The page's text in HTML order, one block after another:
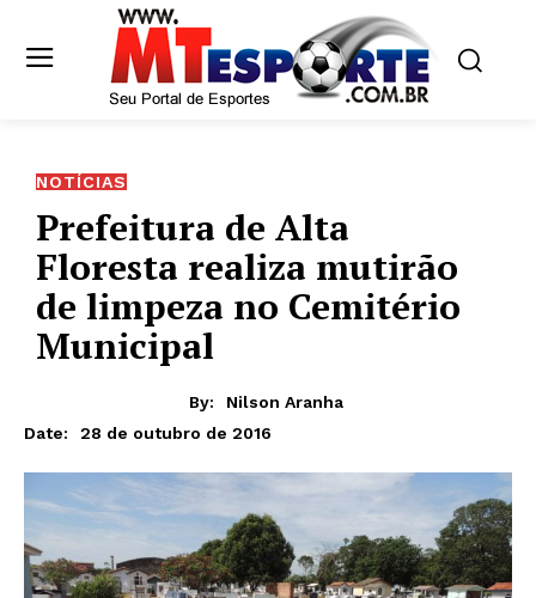
NOTÍCIAS
Prefeitura de Alta
Floresta realiza mutirão
de limpeza no Cemitério
Municipal
By:
Nilson Aranha
Date:
28 de outubro de 2016